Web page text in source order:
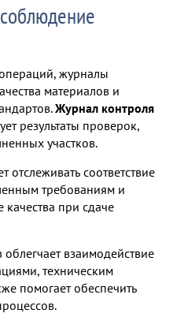
журналы
материалов и
Журнал контроля
результаты проверок,
участков.
отслеживать соответствие
требованиям и
при сдаче
взаимодействие
техническим
помогает обеспечить